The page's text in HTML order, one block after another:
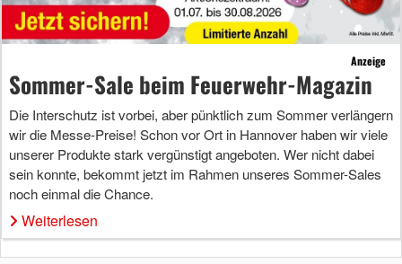
Anzeige
Sommer-Sale beim Feuerwehr-Magazin
Die Interschutz ist vorbei, aber pünktlich zum Sommer verlängern
wir die Messe-Preise! Schon vor Ort in Hannover haben wir viele
unserer Produkte stark vergünstigt angeboten. Wer nicht dabei
sein konnte, bekommt jetzt im Rahmen unseres Sommer-Sales
noch einmal die Chance.
Weiterlesen